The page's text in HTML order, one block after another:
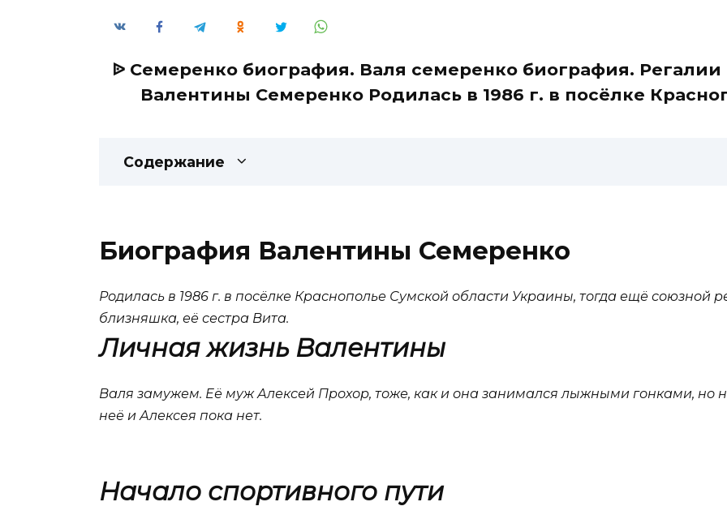
ᐉ Семеренко биография. Валя семеренко биография.
Валентины Семеренко Родилась в 1986 г. в посёлке
Содержание
Биография Валентины Семеренко
Родилась в 1986 г. в посёлке Краснополье Сумской области Украины, тогда ещё союзной
близняшка, её сестра Вита.
Личная жизнь Валентины
Валя замужем. Её муж Алексей Прохор, тоже, как и она занимался лыжными гонками, но
неё и Алексея пока нет.
Начало спортивного пути